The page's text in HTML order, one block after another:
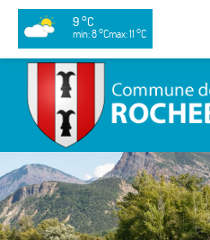
9 °C
min: 8 °Cmax: 11 °C